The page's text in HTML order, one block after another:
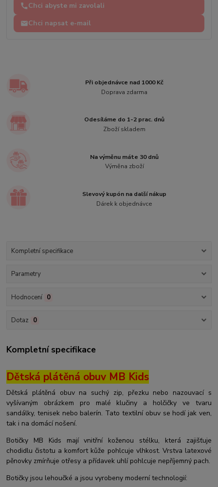
Chci abyste mi zavolali
Chci napsat e-mail
Při objednávce nad 1000 Kč
Doprava zdarma
Odesíláme do 1-2 prac. dnů
Zboží skladem
Na výměnu máte 30 dnů
Výměna zboží
Slevový kupón na další nákup
Dárek k objednávce
Kompletní specifikace
Parametry
Hodnocení 0
Dotaz 0
Kompletní specifikace
Dětská plátěná obuv MB Kids
Dětská plátěná obuv na suchý zip, přezku nebo nazouvací s
vyšívaným obrázkem pro malé klučiny a holčičky ve tvaru
sandálky, tenisek nebo balerín. Tato textilní obuv se hodí jak ven,
tak i na domácí nošení.
Botičky MB Kids mají vnitřní koženou stélku, která zajišťuje
chodidlu čistotu a komfort kůže pohlcuje vlhkost. Vrstva latexové
pěnovky zmírňuje otřesy a přídavek uhlí pohlcuje nepříjemný pach.
Botičky jsou lehoučké a jsou vyrobeny moderní technologií: